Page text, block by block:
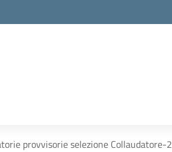
provvisorie selezione